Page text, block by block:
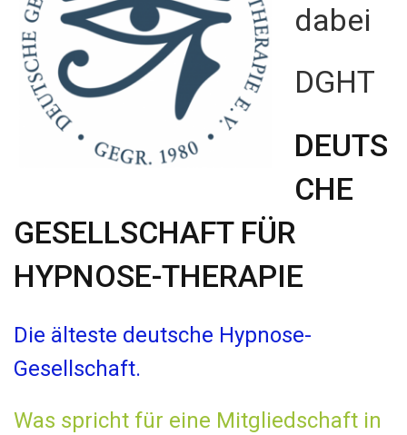
dabei
DGHT
DEUTS
CHE
GESELLSCHAFT FÜR
HYPNOSE-THERAPIE
Die älteste deutsche Hypnose-
Gesellschaft.
Was spricht für eine Mitgliedschaft in